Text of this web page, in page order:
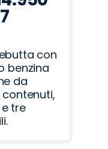
con
benzina
da
contenuti,
tre